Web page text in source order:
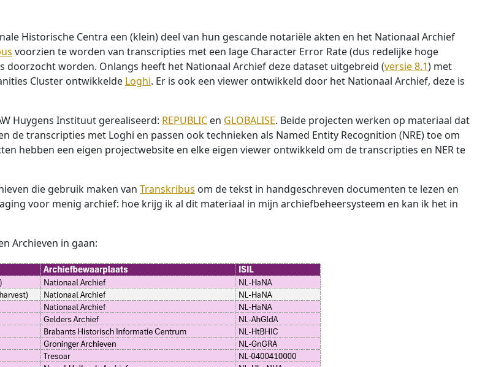
Historische Centra een (klein) deel van hun gescande notariële akten en het Nationaal Archief
voorzien te worden van transcripties met een lage Character Error Rate (dus redelijke hoge
doorzocht worden. Onlangs heeft het Nationaal Archief deze dataset uitgebreid (versie 8.1) met
Cluster ontwikkelde Loghi. Er is ook een viewer ontwikkeld door het Nationaal Archief, deze is
Huygens Instituut gerealiseerd: REPUBLIC en GLOBALISE. Beide projecten werken op materiaal dat
de transcripties met Loghi en passen ook technieken als Named Entity Recognition (NRE) toe om
hebben een eigen projectwebsite en elke eigen viewer ontwikkeld om de transcripties en NER te
die gebruik maken van Transkribus om de tekst in handgeschreven documenten te lezen en
voor menig archief: hoe krijg ik al dit materiaal in mijn archiefbeheersysteem en kan ik het in
Archieven in gaan: